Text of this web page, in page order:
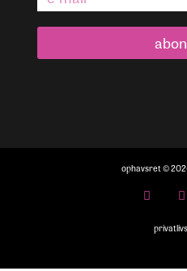
ophavsret ©